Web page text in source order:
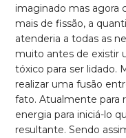
imaginado mas agora
mais de fissão, a
atenderia a todas as
muito antes de existir
tóxico para ser lidado.
realizar uma fusão
fato. Atualmente para
energia para iniciá-lo
resultante. Sendo